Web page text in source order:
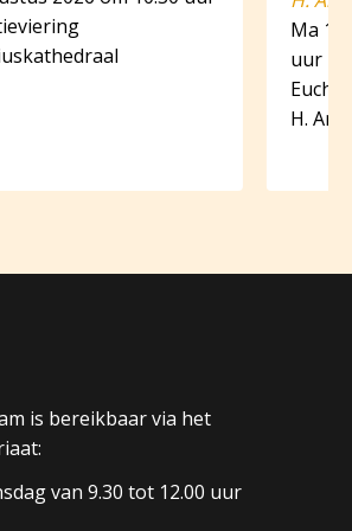
Ma 10
uur
H.
is bereikbaar via het
van 9.30 tot 12.00 uur